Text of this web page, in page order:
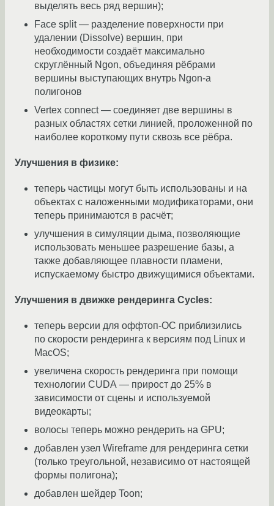
выделять весь ряд вершин);
Face split — разделение поверхности при
удалении (Dissolve) вершин, при
необходимости создаёт максимально
скруглённый Ngon, объединяя рёбрами
вершины выступающих внутрь Ngon-а
полигонов
Vertex connect — соединяет две вершины в
разных областях сетки линией, проложенной по
наиболее короткому пути сквозь все рёбра.
Улучшения в физике:
теперь частицы могут быть использованы и на
объектах с наложенными модификаторами, они
теперь принимаются в расчёт;
улучшения в симуляции дыма, позволяющие
использовать меньшее разрешение базы, а
также добавляющее плавности пламени,
испускаемому быстро движущимися объектами.
Улучшения в движке рендеринга Cycles:
теперь версии для оффтоп-ОС приблизились
по скорости рендеринга к версиям под Linux и
MacOS;
увеличена скорость рендеринга при помощи
технологии CUDA — прирост до 25% в
зависимости от сцены и используемой
видеокарты;
волосы теперь можно рендерить на GPU;
добавлен узел Wireframe для рендеринга сетки
(только треугольной, независимо от настоящей
формы полигона);
добавлен шейдер Toon;